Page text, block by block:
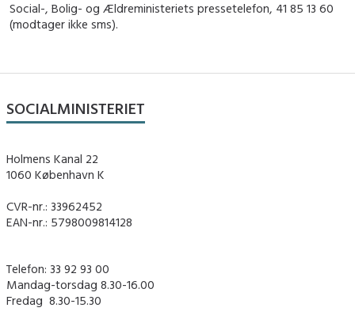
Social-, Bolig- og Ældreministeriets pressetelefon, 41 85 13 60
(modtager ikke sms).
SOCIALMINISTERIET
Holmens Kanal 22
1060 København K
CVR-nr.: 33962452
EAN-nr.: 5798009814128
Telefon: 33 92 93 00
Mandag-torsdag 8.30-16.00
Fredag ​ 8.30-15.30